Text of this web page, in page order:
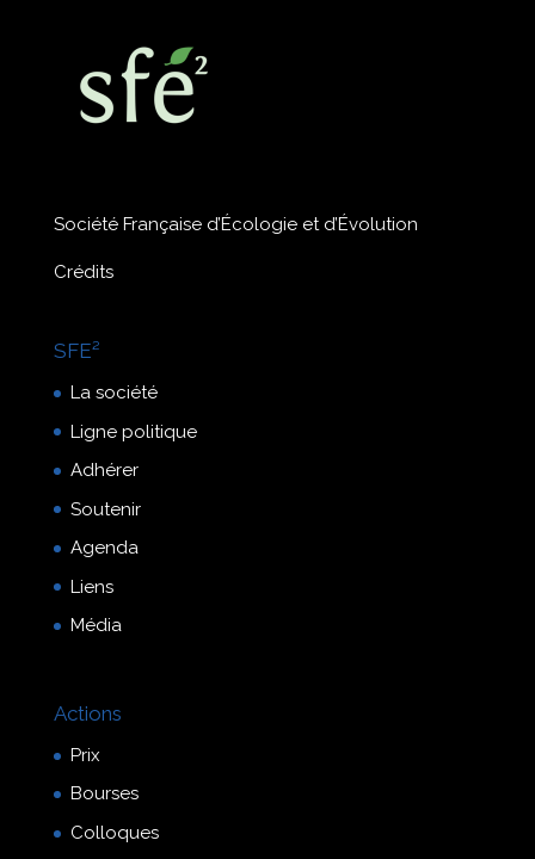
Société Française d’Écologie et d’Évolution
Crédits
SFE²
La société
Ligne politique
Adhérer
Soutenir
Agenda
Liens
Média
Actions
Prix
Bourses
Colloques